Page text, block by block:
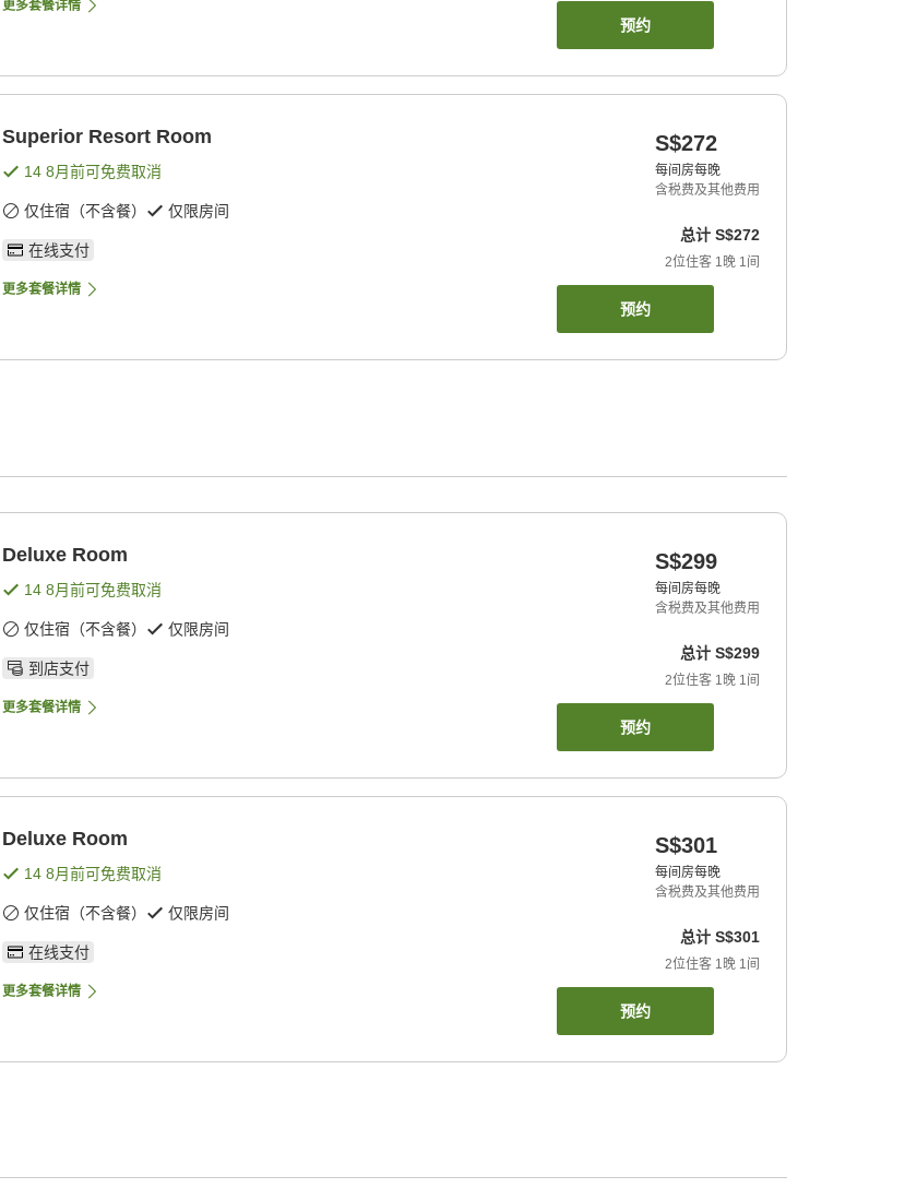
更多套餐详情
预约
Superior Resort Room
14 8月前可免费取消
仅住宿（不含餐） 仅限房间
在线支付
更多套餐详情
S$272
每间房每晚
含税费及其他费用
总计 S$272
2位住客 1晚 1间
预约
Deluxe Room
14 8月前可免费取消
仅住宿（不含餐） 仅限房间
到店支付
更多套餐详情
S$299
每间房每晚
含税费及其他费用
总计 S$299
2位住客 1 晚 1 间
预约
Deluxe Room
14 8月前可免费取消
仅住宿（不含餐） 仅限房间
在线支付
更多套餐详情
S$301
每间房每晚
含税费及其他费用
总计 S$301
2位住客 1 晚 1 间
预约